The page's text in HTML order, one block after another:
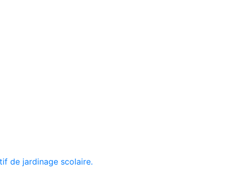
de jardinage scolaire.